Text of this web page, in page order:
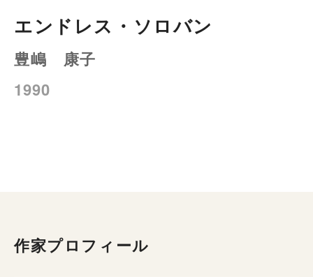
エンドレス・ソロバン
豊嶋 康子
1990
作家プロフィール